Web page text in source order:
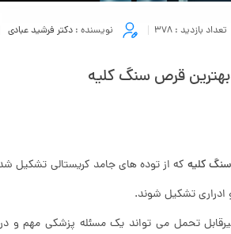
تعداد بازدید : 378 نویسنده : دکتر فرشید عبادی
قرص سنگ کلیه
کلیهکه از توده های جامد کریستالی تشکیل
ادراری تشکیل شوند.
تحمل می تواند یک مسئله پزشکی مهم و